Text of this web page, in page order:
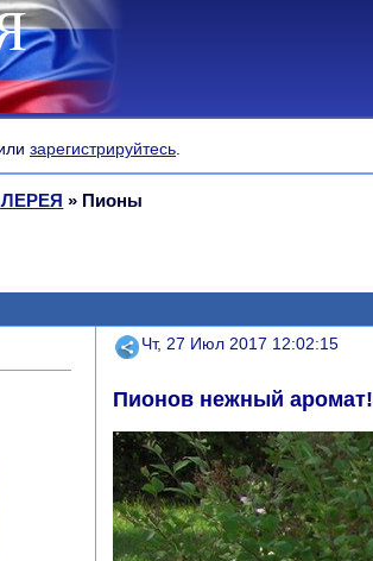
зарегистрируйтесь.
» Пионы
Поделиться
Чт, 27 Июл 2017 12:02:15
Пионов нежный аромат!